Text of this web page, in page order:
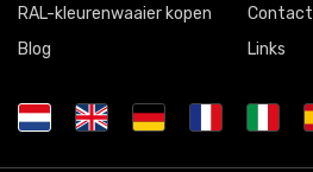
RAL-kleurenwaaier kopen
Blog
Contact
Links